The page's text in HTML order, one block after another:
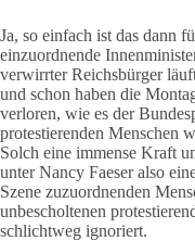
Ja, so einfach ist das dann
einzuordnende
verwirrter Reichsbürger
und schon haben die
verloren, wie es der
protestierenden Menschen
Solch eine immense Kraft
unter Nancy Faeser also
Szene zuzuordnenden
unbescholtenen
schlichtweg ignoriert.